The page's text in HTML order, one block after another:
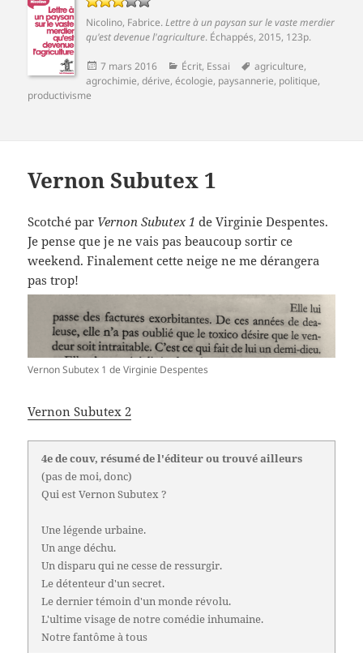
Nicolino, Fabrice.Lettre à un paysan sur le vaste merdier
qu'est devenue l'agriculture. Échappés, 2015, 123p.
Publié
le
7 mars 2016 Catégories
Écrit, Essai
Mots-
clés
agriculture,
agrochimie, dérive, écologie, paysannerie, politique,
productivisme
Vernon Subutex 1
Scotché par Vernon Subutex 1 de Virginie Despentes.
Je pense que je ne vais pas beaucoup sortir ce
weekend. Finalement cette neige ne me dérangera
pas trop!
Vernon Subutex 1 de Virginie Despentes
Vernon Subutex 2
4e de couv, résumé de l'éditeur ou trouvé ailleurs
(pas de moi, donc)
Qui est Vernon Subutex ?
Une légende urbaine.
Un ange déchu.
Un disparu qui ne cesse de ressurgir.
Le détenteur d'un secret.
Le dernier témoin d'un monde révolu.
L'ultime visage de notre comédie inhumaine.
Notre fantôme à tous